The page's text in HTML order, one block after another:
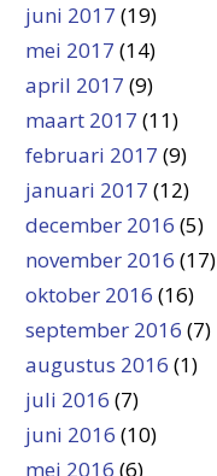
juni 2017 (19)
mei 2017 (14)
april 2017 (9)
maart 2017 (11)
februari 2017 (9)
januari 2017 (12)
december 2016 (5)
november 2016 (17)
oktober 2016 (16)
september 2016 (7)
augustus 2016 (1)
juli 2016 (7)
juni 2016 (10)
mei 2016 (6)